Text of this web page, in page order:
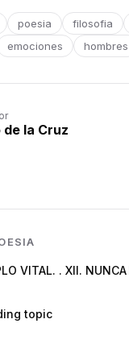
poesia filosofia
emociones hombres
de la Cruz
PERIPLO VITAL. .
topic